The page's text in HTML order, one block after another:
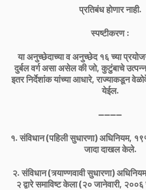
प्रतिबंध होणार नाही.
स्पष्टीकरण :
या अनुच्छेदाच्या व अनुच्छेद १६ च्या
दुर्बल वर्ग असा असेल की जो, कुटुंबाचे
इतर निर्देशांक यांच्या आधारे, राज्याकडून
येईल.
--------
१. संविधान (पहिली सुधारणा) अधिनियम,
जादा दाखल केले.
२. संविधान (त्र्याण्णवावी सुधारणा)
२ द्वारे समाविष्ट केला (२० जानेवारी, २००६